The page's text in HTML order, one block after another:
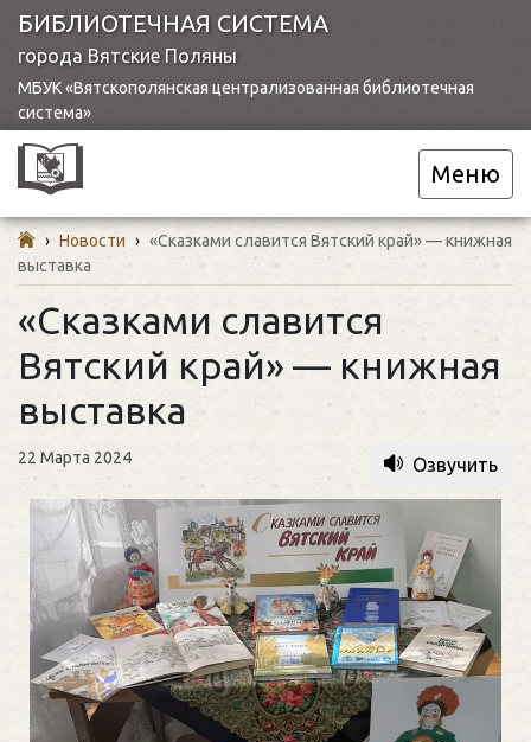
БИБЛИОТЕЧНАЯ СИСТЕМА
города Вятские Поляны
МБУК «Вятскополянская централизованная библиотечная
система»
Меню
› Новости › «Сказками славится Вятский край» — книжная
выставка
«Сказками славится
Вятский край» — книжная
выставка
22 Марта 2024 Озвучить